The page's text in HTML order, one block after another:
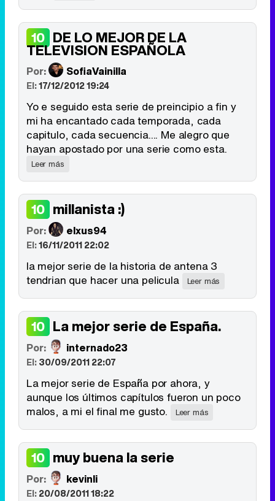
10 DE LO MEJOR DE LA
TELEVISION ESPAÑOLA
Por: SofiaVainilla
El:17/12/2012 19:24
Yo e seguido esta serie de preincipio a fin y
mi ha encantado cada temporada, cada
capitulo, cada secuencia.... Me alegro que
hayan apostado por una serie como esta.
Leer más
10 millanista :)
Por: elxus94
El:16/11/2011 22:02
la mejor serie de la historia de antena 3
tendrian que hacer una pelicula
Leer más
10 La mejor serie de España.
Por: internado23
El:30/09/2011 22:07
La mejor serie de España por ahora, y
aunque los últimos capítulos fueron un poco
malos, a mi el final me gusto.
Leer más
10 muy buena la serie
Por: kevinli
El:20/08/2011 18:22